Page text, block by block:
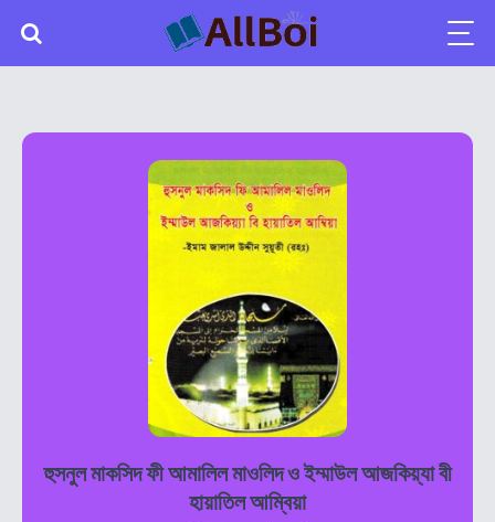
হুসনুল মাকসিদ ফী আমালিল মাওলিদ ও ইম্মাউল আজকিয়্যা বী
হায়াতিল আম্বিয়া